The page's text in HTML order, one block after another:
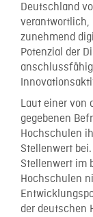
Deutschland
verantwortlich,
zunehmend
Potenzial der
Laut einer von
gegebenen
Hochschulen
Stellenwert
Stellenwert im
Hochschulen
der deutschen